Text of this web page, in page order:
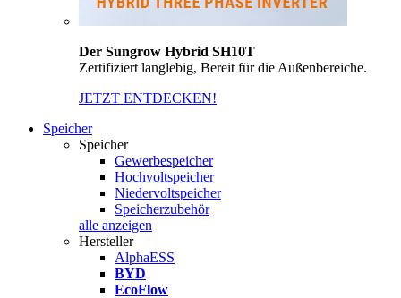
Der Sungrow Hybrid SH10T
Zertifiziert langlebig, Bereit für die Außenbereiche.
JETZT ENTDECKEN!
Speicher
Speicher
Gewerbespeicher
Hochvoltspeicher
Niedervoltspeicher
Speicherzubehör
alle anzeigen
Hersteller
AlphaESS
BYD
EcoFlow